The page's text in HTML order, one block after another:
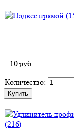
10 руб
Количество: